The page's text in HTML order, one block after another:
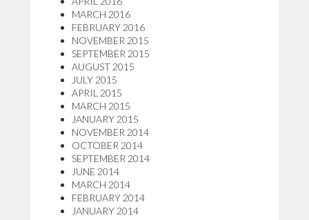
MARCH 2016
FEBRUARY 2016
NOVEMBER 2015
SEPTEMBER 2015
AUGUST 2015
JULY 2015
APRIL 2015
MARCH 2015
JANUARY 2015
NOVEMBER 2014
OCTOBER 2014
SEPTEMBER 2014
JUNE 2014
MARCH 2014
FEBRUARY 2014
JANUARY 2014